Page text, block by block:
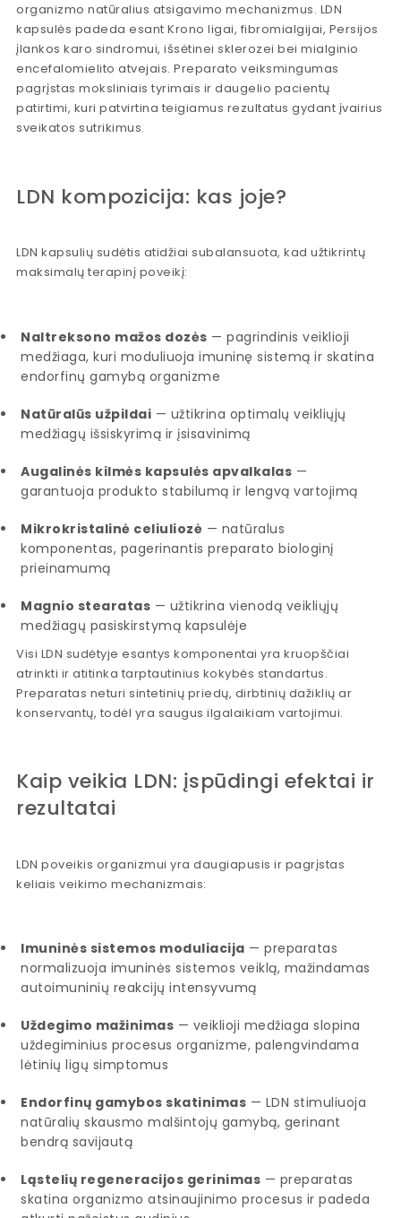
organizmo natūralius atsigavimo mechanizmus. LDN
kapsulės padeda esant Krono ligai, fibromialgijai, Persijos
įlankos karo sindromui, išsėtinei sklerozei bei mialginio
encefalomielito atvejais. Preparato veiksmingumas
pagrįstas moksliniais tyrimais ir daugelio pacientų
patirtimi, kuri patvirtina teigiamus rezultatus gydant įvairius
sveikatos sutrikimus.
LDN kompozicija: kas joje?
LDN kapsulių sudėtis atidžiai subalansuota, kad užtikrintų
maksimalų terapinį poveikį:
Naltreksono mažos dozės — pagrindinis veiklioji
medžiaga, kuri moduliuoja imuninę sistemą ir skatina
endorfinų gamybą organizme
Natūralūs užpildai — užtikrina optimalų veikliųjų
medžiagų išsiskyrimą ir įsisavinimą
Augalinės kilmės kapsulės apvalkalas —
garantuoja produkto stabilumą ir lengvą vartojimą
Mikrokristalinė celiuliozė — natūralus
komponentas, pagerinantis preparato biologinį
prieinamumą
Magnio stearatas — užtikrina vienodą veikliųjų
medžiagų pasiskirstymą kapsulėje
Visi LDN sudėtyje esantys komponentai yra kruopščiai
atrinkti ir atitinka tarptautinius kokybės standartus.
Preparatas neturi sintetinių priedų, dirbtinių dažiklių ar
konservantų, todėl yra saugus ilgalaikiam vartojimui.
Kaip veikia LDN: įspūdingi efektai ir
rezultatai
LDN poveikis organizmui yra daugiapusis ir pagrįstas
keliais veikimo mechanizmais:
Imuninės sistemos moduliacija — preparatas
normalizuoja imuninės sistemos veiklą, mažindamas
autoimuninių reakcijų intensyvumą
Uždegimo mažinimas — veiklioji medžiaga slopina
uždegiminius procesus organizme, palengvindama
lėtinių ligų simptomus
Endorfinų gamybos skatinimas — LDN stimuliuoja
natūralių skausmo malšintojų gamybą, gerinant
bendrą savijautą
Ląstelių regeneracijos gerinimas — preparatas
skatina organizmo atsinaujinimo procesus ir padeda